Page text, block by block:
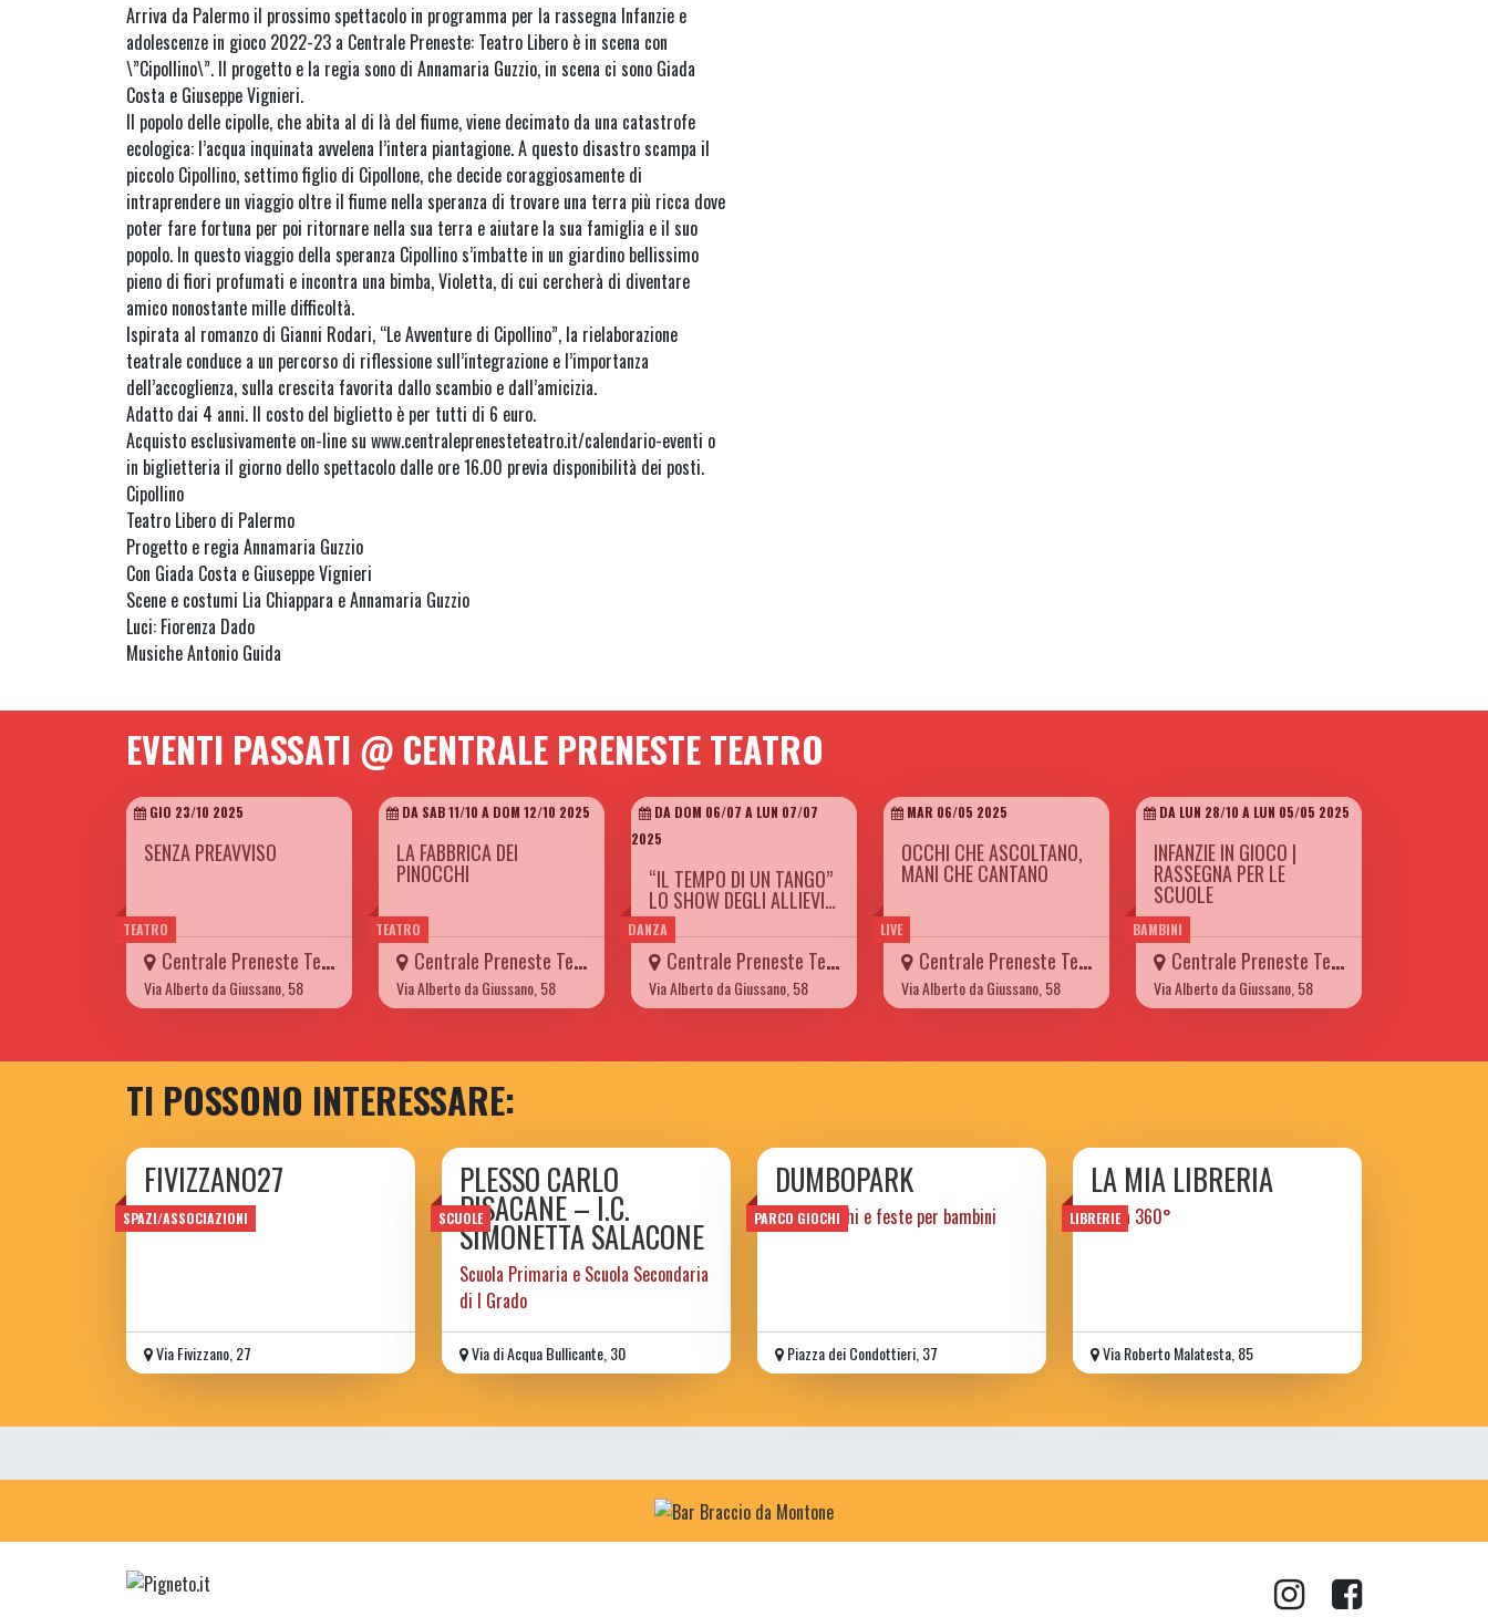
Arriva da Palermo il prossimo spettacolo in programma per la rassegna Infanzie e
adolescenze in gioco 2022-23 a Centrale Preneste: Teatro Libero è in scena con
\”Cipollino\”. Il progetto e la regia sono di Annamaria Guzzio, in scena ci sono Giada
Costa e Giuseppe Vignieri.
Il popolo delle cipolle, che abita al di là del fiume, viene decimato da una catastrofe
ecologica: l’acqua inquinata avvelena l’intera piantagione. A questo disastro scampa il
piccolo Cipollino, settimo figlio di Cipollone, che decide coraggiosamente di
intraprendere un viaggio oltre il fiume nella speranza di trovare una terra più ricca dove
poter fare fortuna per poi ritornare nella sua terra e aiutare la sua famiglia e il suo
popolo. In questo viaggio della speranza Cipollino s’imbatte in un giardino bellissimo
pieno di fiori profumati e incontra una bimba, Violetta, di cui cercherà di diventare
amico nonostante mille difficoltà.
Ispirata al romanzo di Gianni Rodari, “Le Avventure di Cipollino”, la rielaborazione
teatrale conduce a un percorso di riflessione sull’integrazione e l’importanza
dell’accoglienza, sulla crescita favorita dallo scambio e dall’amicizia.
Adatto dai 4 anni. Il costo del biglietto è per tutti di 6 euro.
Acquisto esclusivamente on-line su www.centraleprenesteteatro.it/calendario-eventi o
in biglietteria il giorno dello spettacolo dalle ore 16.00 previa disponibilità dei posti.
Cipollino
Teatro Libero di Palermo
Progetto e regia Annamaria Guzzio
Con Giada Costa e Giuseppe Vignieri
Scene e costumi Lia Chiappara e Annamaria Guzzio
Luci: Fiorenza Dado
Musiche Antonio Guida
EVENTI PASSATI @ CENTRALE PRENESTE TEATRO
TEATRO
GIO 23/10 2025
SENZA PREAVVISO
Centrale Preneste Teatro
Via Alberto da Giussano, 58
TEATRO
DA SAB 11/10 A DOM 12/10 2025
LA FABBRICA DEI
PINOCCHI
Centrale Preneste Teatro
Via Alberto da Giussano, 58
DANZA
DA DOM 06/07 A LUN 07/07
2025
“IL TEMPO DI UN TANGO”
LO SHOW DEGLI ALLIEVI…
Centrale Preneste Teatro
Via Alberto da Giussano, 58
LIVE
MAR 06/05 2025
OCCHI CHE ASCOLTANO,
MANI CHE CANTANO
Centrale Preneste Teatro
Via Alberto da Giussano, 58
BAMBINI
DA LUN 28/10 A LUN 05/05 2025
INFANZIE IN GIOCO |
RASSEGNA PER LE
SCUOLE
Centrale Preneste Teatro
Via Alberto da Giussano, 58
TI POSSONO INTERESSARE:
SPAZI/ASSOCIAZIONI
FIVIZZANO27
Via Fivizzano, 27
SCUOLE
PLESSO CARLO
PISACANE – I.C.
SIMONETTA SALACONE
Scuola Primaria e Scuola Secondaria
di I Grado
Via di Acqua Bullicante, 30
PARCO GIOCHI
DUMBOPARK
parco giochi e feste per bambini
Piazza dei Condottieri, 37
LIBRERIE
LA MIA LIBRERIA
libri a 360°
Via Roberto Malatesta, 85